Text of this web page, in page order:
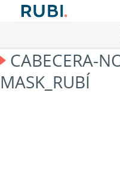
CABECERA-
MASK_RUBÍ